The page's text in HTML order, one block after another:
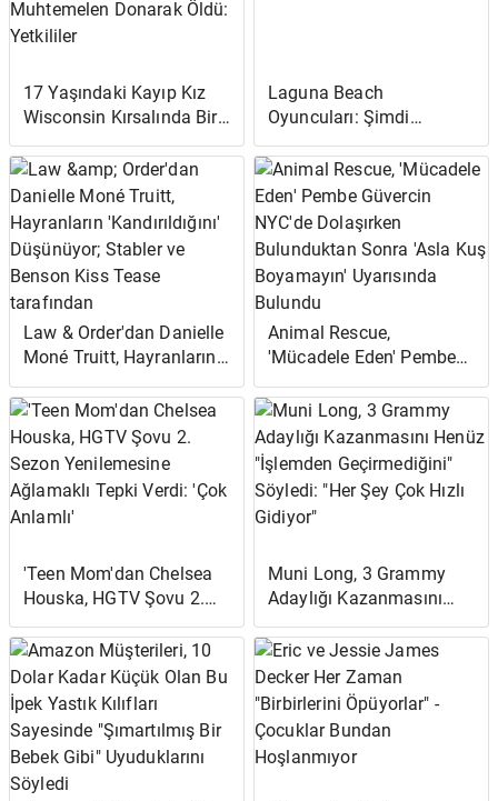
17 Yaşındaki Kayıp Kız
Wisconsin Kırsalında Bir
Hendeğe Girdikten Sonra
Muhtemelen Donarak
Öldü: Yetkililer
Laguna Beach
Oyuncuları: Şimdi
Nerede?
Law & Order'dan Danielle
Moné Truitt, Hayranların
'Kandırıldığını'
Düşünüyor; Stabler ve
Benson Kiss Tease
tarafından
Animal Rescue,
'Mücadele Eden' Pembe
Güvercin NYC'de
Dolaşırken Bulunduktan
Sonra 'Asla Kuş
Boyamayın' Uyarısında
Bulundu
'Teen Mom'dan Chelsea
Houska, HGTV Şovu 2.
Sezon Yenilemesine
Ağlamaklı Tepki Verdi:
'Çok Anlamlı'
Muni Long, 3 Grammy
Adaylığı Kazanmasını
Henüz "İşlemden
Geçirmediğini" Söyledi:
"Her Şey Çok Hızlı
Gidiyor"